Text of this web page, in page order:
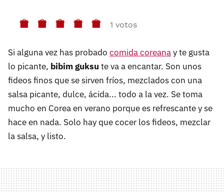
1 votos
Si alguna vez has probado comida coreanay te gusta
lo picante, bibim guksu te va a encantar. Son unos
fideos finos que se sirven fríos, mezclados con una
salsa picante, dulce, ácida... todo a la vez. Se toma
mucho en Corea en verano porque es refrescante y se
hace en nada. Solo hay que cocer los fideos, mezclar
la salsa, y listo.